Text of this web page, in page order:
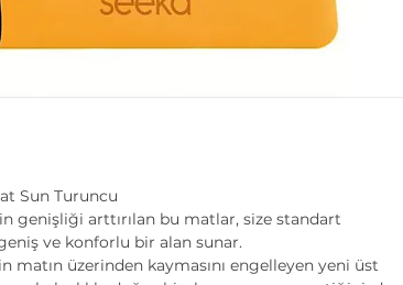
Sun Turuncu
genişliği arttırılan bu matlar, size standart
ve konforlu bir alan sunar.
matın üzerinden kaymasını engelleyen yeni üst